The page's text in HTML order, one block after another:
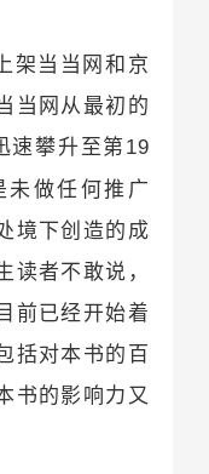
架当当网和京
当网从最初的
速攀升至第 19
未做任何推广
境下创造的成
读者不敢说，
前已经开始着
括对本书的百
书的影响力又